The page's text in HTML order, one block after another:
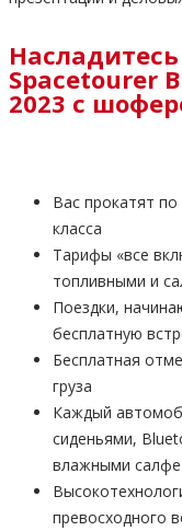
Spacetourer
2023 с
Вас прокатят
класса
Тарифы «все
топливными и
Поездки,
бесплатную
Бесплатная
груза
Каждый
сиденьями,
влажными
превосходного